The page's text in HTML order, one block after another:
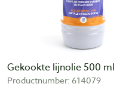
Gekookte lijnolie 500 ml
Productnumber: 614079